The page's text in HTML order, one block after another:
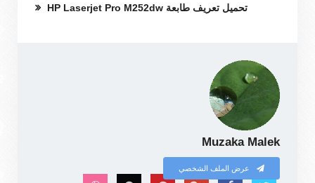
تحميل تعريف طابعة HP Laserjet Pro M252dw
Muzaka Malek
عرض الملف الشخصي